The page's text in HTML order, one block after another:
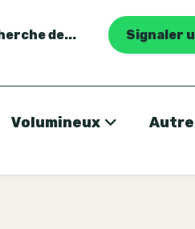
de... Signaler
Volumineux